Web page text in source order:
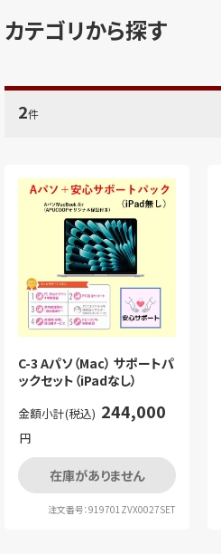
カテゴリから探す
2件
C-3 Aパソ（Mac） サポートパ
ックセット（iPadなし）
金額小計(税込) 244,000
円
在庫がありません
注文番号：919701ZVX0027SET